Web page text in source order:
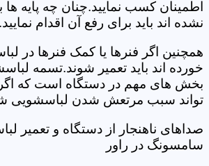
اطمینان کسب نمایید.چنان چه پایه
نشده اند باید برای رفع آن اقدام نمایید.
همچنین اگر فنرها یا کمک فنرها در
خورده اند باید تعمیر شوند.تسمه
بخش های مهم در دستگاه است که
تواند سبب مرتعش شدن لباسشویی
صداهای ناهنجار از دستگاه و تعمیر
سامسونگ در راور